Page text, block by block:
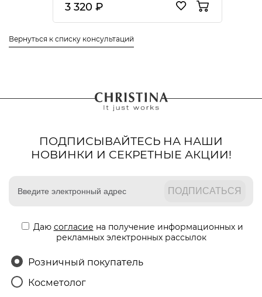
3 320 ₽
Вернуться к списку консультаций
ПОДПИСЫВАЙТЕСЬ НА НАШИ
НОВИНКИ И СЕКРЕТНЫЕ АКЦИИ!
Даю согласие на получение информационных и
рекламных электронных рассылок
Розничный покупатель
Косметолог